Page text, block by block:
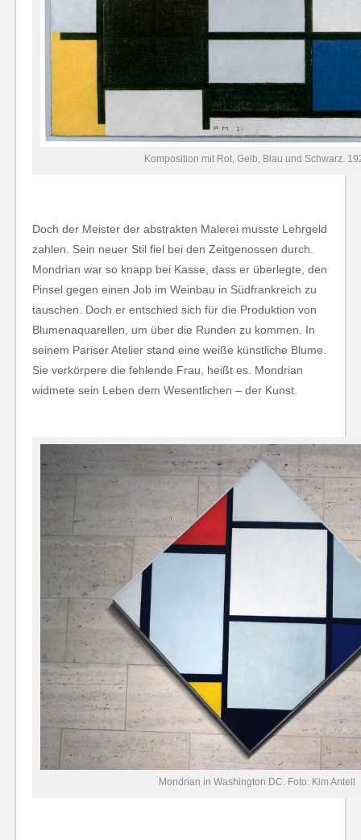
Komposition mit Rot, Gelb, Blau und Schwarz.
Doch der Meister der abstrakten Malerei musste Lehrgeld
zahlen. Sein neuer Stil fiel bei den Zeitgenossen durch.
Mondrian war so knapp bei Kasse, dass er überlegte, den
Pinsel gegen einen Job im Weinbau in Südfrankreich zu
tauschen. Doch er entschied sich für die Produktion von
Blumenaquarellen, um über die Runden zu kommen. In
seinem Pariser Atelier stand eine weiße künstliche Blume.
Sie verkörpere die fehlende Frau, heißt es. Mondrian
widmete sein Leben dem Wesentlichen – der Kunst.
Mondrian in Washington DC. Foto: Kim Antell